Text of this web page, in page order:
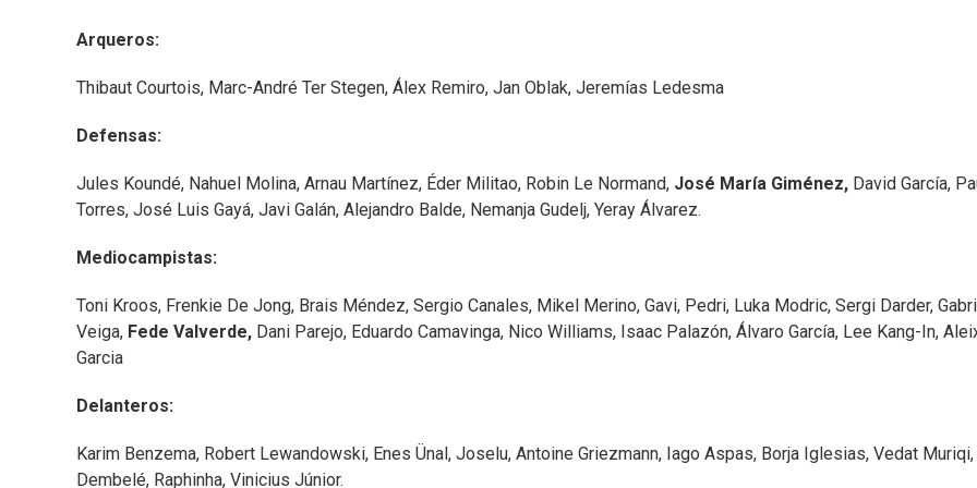
Arqueros:
Thibaut Courtois, Marc-André Ter Stegen, Álex Remiro, Jan Oblak, Jeremías Ledesma
Defensas:
Jules Koundé, Nahuel Molina, Arnau Martínez, Éder Militao, Robin Le Normand, José María Giménez, David García,
Torres, José Luis Gayá, Javi Galán, Alejandro Balde, Nemanja Gudelj, Yeray Álvarez.
Mediocampistas:
Toni Kroos, Frenkie De Jong, Brais Méndez, Sergio Canales, Mikel Merino, Gavi, Pedri, Luka Modric, Sergi Darder, Gabri
Veiga, Fede Valverde, Dani Parejo, Eduardo Camavinga, Nico Williams, Isaac Palazón, Álvaro García, Lee Kang-In,
Garcia
Delanteros:
Karim Benzema, Robert Lewandowski, Enes Ünal, Joselu, Antoine Griezmann, Iago Aspas, Borja Iglesias, Vedat Muriqi,
Dembelé, Raphinha, Vinicius Júnior.